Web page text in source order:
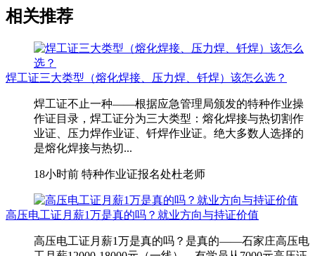
相关推荐
焊工证三大类型（熔化焊接、压力焊、钎焊）该怎么选？
焊工证不止一种——根据应急管理局颁发的特种作业操
作证目录，焊工证分为三大类型：熔化焊接与热切割作
业证、压力焊作业证、钎焊作业证。绝大多数人选择的
是熔化焊接与热切...
18小时前 特种作业证报名处杜老师
高压电工证月薪1万是真的吗？就业方向与持证价值
高压电工证月薪1万是真的吗？是真的——石家庄高压电